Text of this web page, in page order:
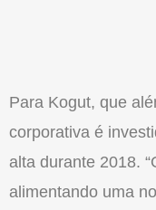
Para Kogut, que
corporativa é
alta durante 2018.
alimentando uma